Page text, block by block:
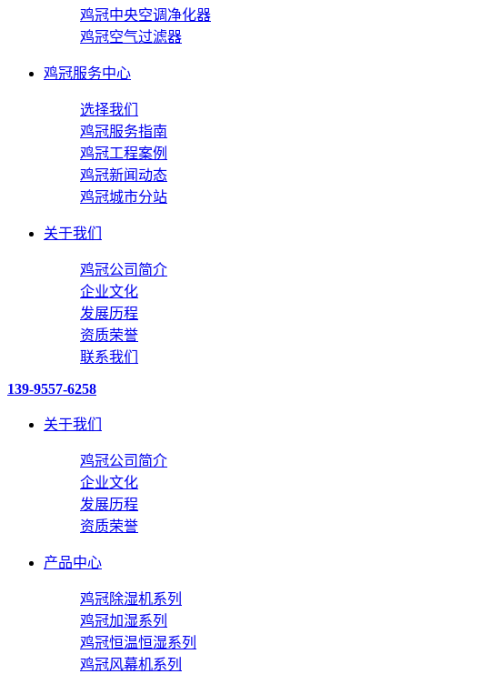
鸡冠中央空调净化器
鸡冠空气过滤器
鸡冠服务中心
选择我们
鸡冠服务指南
鸡冠工程案例
鸡冠新闻动态
鸡冠城市分站
关于我们
鸡冠公司简介
企业文化
发展历程
资质荣誉
联系我们
139-9557-6258
关于我们
鸡冠公司简介
企业文化
发展历程
资质荣誉
产品中心
鸡冠除湿机系列
鸡冠加湿系列
鸡冠恒温恒湿系列
鸡冠风幕机系列